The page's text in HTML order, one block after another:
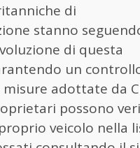
di
stanno
di questa
un
misure adottate da
possono
veicolo nella